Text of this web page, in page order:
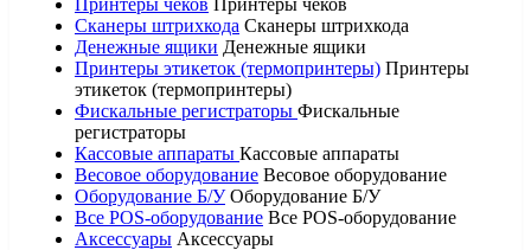
Сканеры штрихкода Сканеры штрихкода
Денежные ящики Денежные ящики
Принтеры этикеток (термопринтеры) Принтеры
этикеток (термопринтеры)
Фискальные регистраторы Фискальные
регистраторы
Кассовые аппараты Кассовые аппараты
Весовое оборудование Весовое оборудование
Оборудование Б/У Оборудование Б/У
Все POS-оборудование Все POS-оборудование
Аксессуары Аксессуары